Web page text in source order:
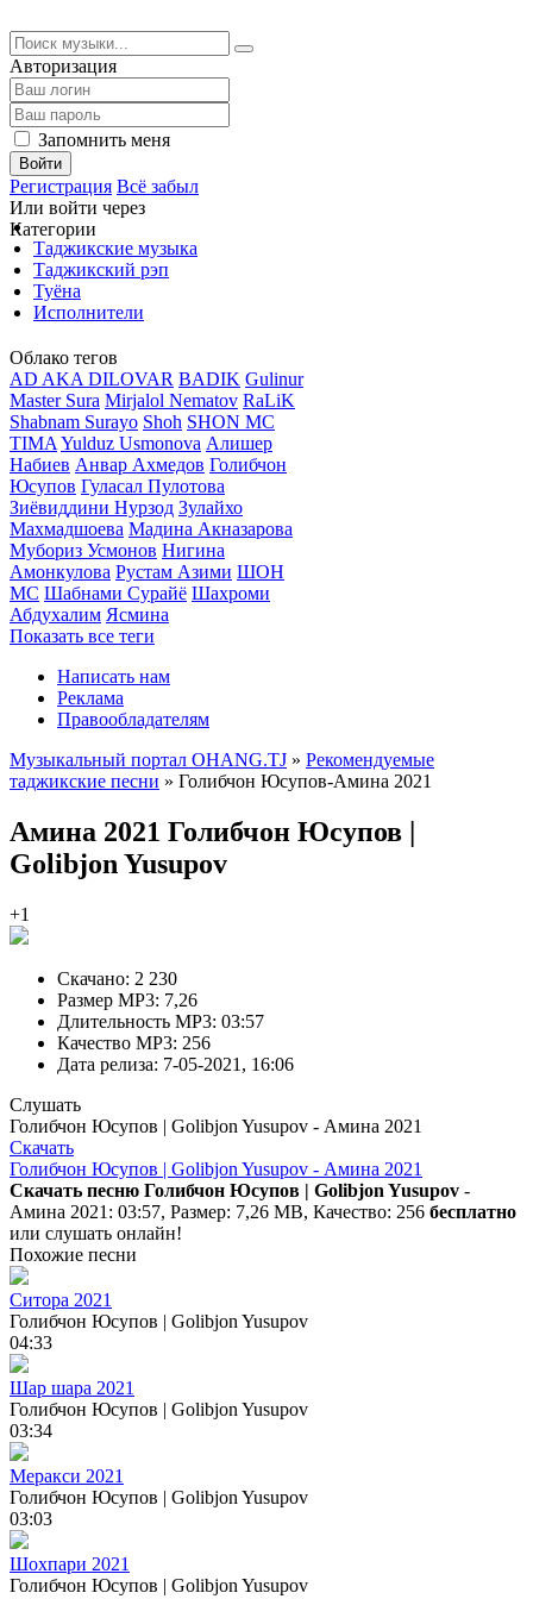
Авторизация
Запомнить меня
Войти
Регистрация Всё забыл
Или войти через
Категории
Таджикские музыка
Таджикский рэп
Туёна
Исполнители
Облако тегов
AD AKA DILOVAR BADIK Gulinur
Master Sura Mirjalol Nematov RaLiK
Shabnam Surayo Shoh SHON MC
TIMA Yulduz Usmonova Алишер
Набиев Анвар Ахмедов Голибчон
Юсупов Гуласал Пулотова
Зиёвиддини Нурзод Зулайхо
Махмадшоева Мадина Акназарова
Мубориз Усмонов Нигина
Амонкулова Рустам Азими ШОН
МС Шабнами Сурайё Шахроми
Абдухалим Ясмина
Показать все теги
Написать нам
Реклама
Правообладателям
Музыкальный портал OHANG.TJ » Рекомендуемые
таджикские песни » Голибчон Юсупов-Амина 2021
Амина 2021 Голибчон Юсупов |
Golibjon Yusupov
+1
Скачано: 2 230
Размер MP3: 7,26
Длительность MP3: 03:57
Качество MP3: 256
Дата релиза: 7-05-2021, 16:06
Слушать
Голибчон Юсупов | Golibjon Yusupov - Амина 2021
Скачать
Голибчон Юсупов | Golibjon Yusupov - Амина 2021
Скачать песню Голибчон Юсупов | Golibjon Yusupov -
Амина 2021: 03:57, Размер: 7,26 MB, Качество: 256 бесплатно
или слушать онлайн!
Похожие песни
Ситора 2021
Голибчон Юсупов | Golibjon Yusupov
04:33
Шар шара 2021
Голибчон Юсупов | Golibjon Yusupov
03:34
Меракси 2021
Голибчон Юсупов | Golibjon Yusupov
03:03
Шохпари 2021
Голибчон Юсупов | Golibjon Yusupov